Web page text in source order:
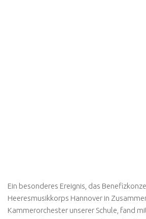
Ein besonderes Ereignis, das
Heeresmusikkorps Hannover in
Kammerorchester unserer Schule, fand